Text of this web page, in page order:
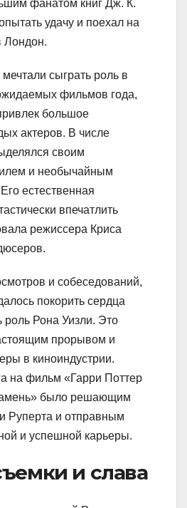
фанатом книг Дж. К.
удачу и поехал на
Лондон.
сыграть роль в
фильмов года,
большое
актеров. В числе
своим
и необычайным
естественная
впечатлить
режиссера Криса
и собеседований,
покорить сердца
роль Рона Уизли. Это
прорывом и
в киноиндустрии.
на фильм «Гарри Поттер
было решающим
Руперта и отправным
и успешной карьеры.
и слава